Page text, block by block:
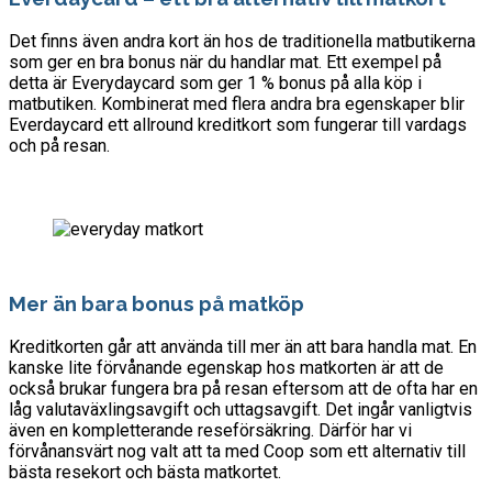
Det finns även andra kort än hos de traditionella matbutikerna
som ger en bra bonus när du handlar mat. Ett exempel på
detta är Everydaycard som ger 1 % bonus på alla köp i
matbutiken. Kombinerat med flera andra bra egenskaper blir
Everdaycard ett allround kreditkort som fungerar till vardags
och på resan.
Mer än bara bonus på matköp
Kreditkorten går att använda till mer än att bara handla mat. En
kanske lite förvånande egenskap hos matkorten är att de
också brukar fungera bra på resan eftersom att de ofta har en
låg valutaväxlingsavgift och uttagsavgift. Det ingår vanligtvis
även en kompletterande reseförsäkring. Därför har vi
förvånansvärt nog valt att ta med Coop som ett alternativ till
bästa resekort och bästa matkortet.